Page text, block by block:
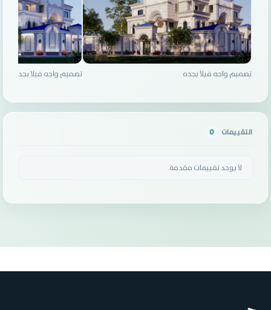
تصميم واجه فيلا بجده تصميم واجه فيلا بجده
التقييمات 0
لا يوجد تقييمات مقدمة.